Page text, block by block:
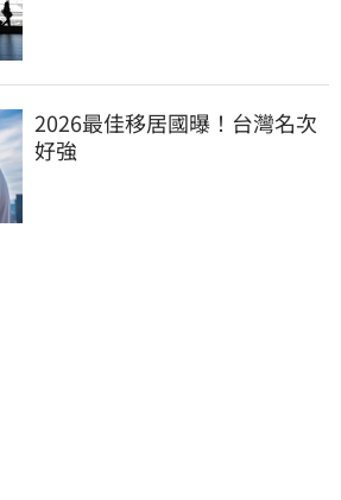
2026最佳移居國曝！台灣名次
好強